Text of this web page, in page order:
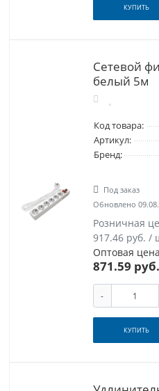
КУПИТЬ
Сетевой
белый 5м
Код товара:
Артикул:
Бренд:
Под заказ
Обновлено
Розничная
917.46 руб. /
Оптовая
871.59 руб.
-
КУПИТЬ